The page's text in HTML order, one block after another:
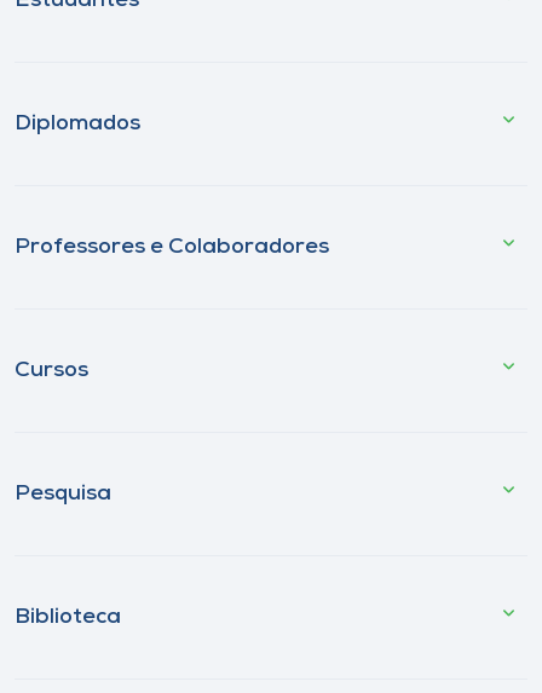
Diplomados
Professores e Colaboradores
Cursos
Pesquisa
Biblioteca